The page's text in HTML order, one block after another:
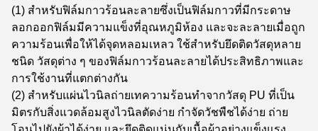
(1) สำหรับฟิล์มกาวร้อนละลายซึ่งเป็นฟิล์มกาวที่มีกระดาษ
ลอกออกฟิล์มมีความแข็งที่อุณหภูมิห้อง และจะละลายเมื่อถูก
ความร้อนเพื่อให้ได้จุดหลอมเหลว ใช้สำหรับยึดติดวัสดุหลาย
ชนิด วัสดุต่าง ๆ ของฟิล์มกาวร้อนละลายได้ประสิทธิภาพและ
การใช้งานที่แตกต่างกัน
(2) สำหรับแผ่นไวนิลถ่ายเทความร้อนทำจากวัสดุ PU ที่เป็น
มิตรกับสิ่งแวดล้อมสูงไวนิลตัดง่าย กำจัดวัชพืชได้ง่าย ถ่าย